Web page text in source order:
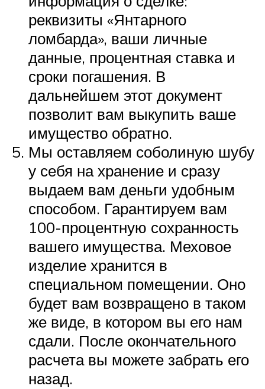
реквизиты «Янтарного
ломбарда», ваши личные
данные, процентная ставка и
сроки погашения. В
дальнейшем этот документ
позволит вам выкупить ваше
имущество обратно.
Мы оставляем соболиную шубу
у себя на хранение и сразу
выдаем вам деньги удобным
способом. Гарантируем вам
100-процентную сохранность
вашего имущества. Меховое
изделие хранится в
специальном помещении. Оно
будет вам возвращено в таком
же виде, в котором вы его нам
сдали. После окончательного
расчета вы можете забрать его
назад.